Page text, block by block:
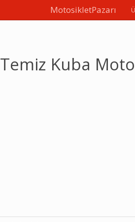
MotosikletPazarı
Temiz Kuba